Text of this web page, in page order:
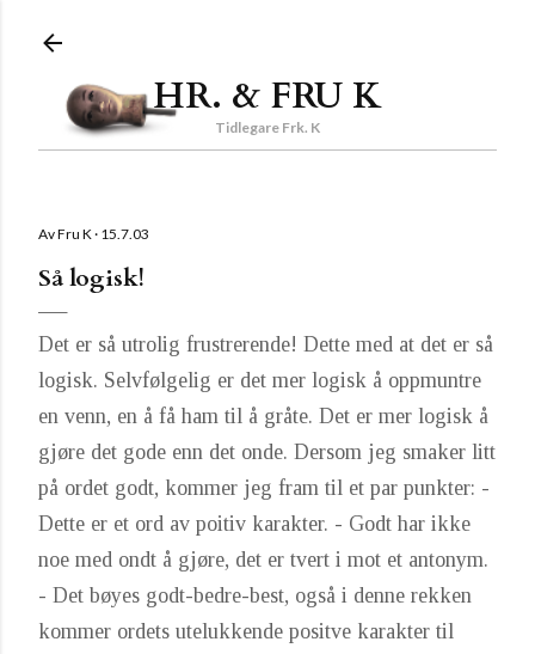
HR. & FRU K
Tidlegare Frk. K
AvFru K 15.7.03
Så logisk!
Det er så utrolig frustrerende! Dette med at det er så
logisk. Selvfølgelig er det mer logisk å oppmuntre
en venn, en å få ham til å gråte. Det er mer logisk å
gjøre det gode enn det onde. Dersom jeg smaker litt
på ordet godt, kommer jeg fram til et par punkter: -
Dette er et ord av poitiv karakter. - Godt har ikke
noe med ondt å gjøre, det er tvert i mot et antonym.
- Det bøyes godt-bedre-best, også i denne rekken
kommer ordets utelukkende positve karakter til